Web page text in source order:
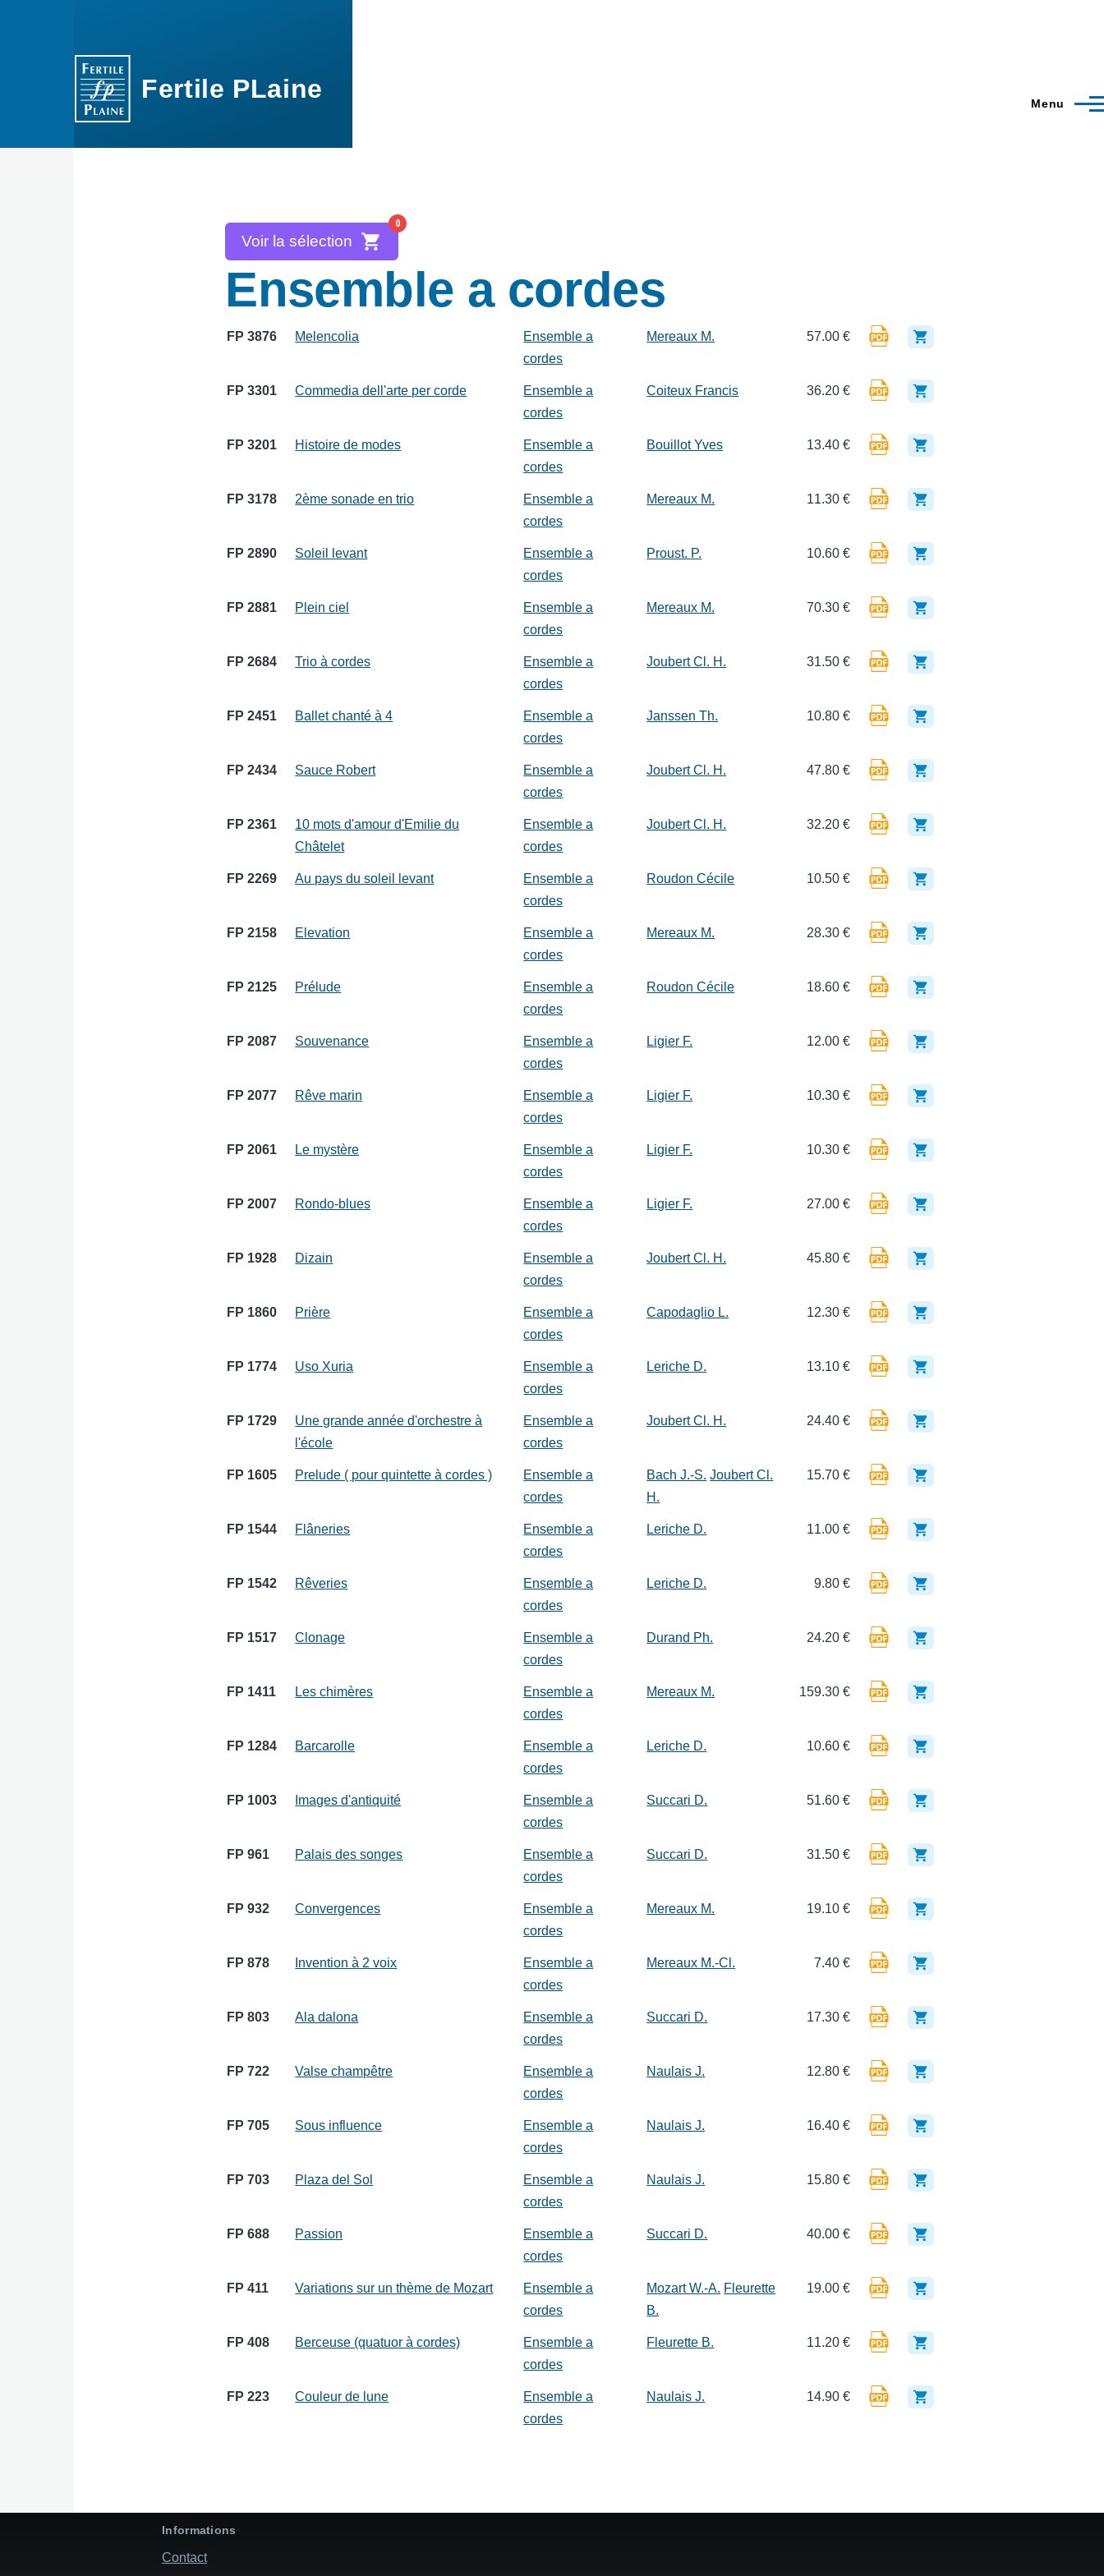
Fertile PLaine Menu
0
Voir la sélection
Ensemble a cordes
FP 3876 Melencolia
Ensemble a
cordes
Mereaux M. 57.00 €
FP 3301 Commedia dell'arte per corde
Ensemble a
cordes
Coiteux Francis 36.20 €
FP 3201 Histoire de modes
Ensemble a
cordes
Bouillot Yves 13.40 €
FP 3178 2ème sonade en trio
Ensemble a
cordes
Mereaux M. 11.30 €
FP 2890 Soleil levant
Ensemble a
cordes
Proust. P. 10.60 €
FP 2881 Plein ciel
Ensemble a
cordes
Mereaux M. 70.30 €
FP 2684 Trio à cordes
Ensemble a
cordes
Joubert Cl. H. 31.50 €
FP 2451 Ballet chanté à 4
Ensemble a
cordes
Janssen Th. 10.80 €
FP 2434 Sauce Robert
Ensemble a
cordes
Joubert Cl. H. 47.80 €
FP 2361
10 mots d'amour d'Emilie du
Châtelet
Ensemble a
cordes
Joubert Cl. H. 32.20 €
FP 2269 Au pays du soleil levant
Ensemble a
cordes
Roudon Cécile 10.50 €
FP 2158 Elevation
Ensemble a
cordes
Mereaux M. 28.30 €
FP 2125 Prélude
Ensemble a
cordes
Roudon Cécile 18.60 €
FP 2087 Souvenance
Ensemble a
cordes
Ligier F. 12.00 €
FP 2077 Rêve marin
Ensemble a
cordes
Ligier F. 10.30 €
FP 2061 Le mystère
Ensemble a
cordes
Ligier F. 10.30 €
FP 2007 Rondo-blues
Ensemble a
cordes
Ligier F. 27.00 €
FP 1928 Dizain
Ensemble a
cordes
Joubert Cl. H. 45.80 €
FP 1860 Prière
Ensemble a
cordes
Capodaglio L. 12.30 €
FP 1774 Uso Xuria
Ensemble a
cordes
Leriche D. 13.10 €
FP 1729
Une grande année d'orchestre à
l'école
Ensemble a
cordes
Joubert Cl. H. 24.40 €
FP 1605 Prelude ( pour quintette à cordes )
Ensemble a
cordes
Bach J.-S. Joubert Cl.
H.
15.70 €
FP 1544 Flâneries
Ensemble a
cordes
Leriche D. 11.00 €
FP 1542 Rêveries
Ensemble a
cordes
Leriche D. 9.80 €
FP 1517 Clonage
Ensemble a
cordes
Durand Ph. 24.20 €
FP 1411 Les chimères
Ensemble a
cordes
Mereaux M. 159.30 €
FP 1284 Barcarolle
Ensemble a
cordes
Leriche D. 10.60 €
FP 1003 Images d'antiquité
Ensemble a
cordes
Succari D. 51.60 €
FP 961 Palais des songes
Ensemble a
cordes
Succari D. 31.50 €
FP 932 Convergences
Ensemble a
cordes
Mereaux M. 19.10 €
FP 878 Invention à 2 voix
Ensemble a
cordes
Mereaux M.-Cl. 7.40 €
FP 803 Ala dalona
Ensemble a
cordes
Succari D. 17.30 €
FP 722 Valse champêtre
Ensemble a
cordes
Naulais J. 12.80 €
FP 705 Sous influence
Ensemble a
cordes
Naulais J. 16.40 €
FP 703 Plaza del Sol
Ensemble a
cordes
Naulais J. 15.80 €
FP 688 Passion
Ensemble a
cordes
Succari D. 40.00 €
FP 411 Variations sur un thème de Mozart
Ensemble a
cordes
Mozart W.-A. Fleurette
B.
19.00 €
FP 408 Berceuse (quatuor à cordes)
Ensemble a
cordes
Fleurette B. 11.20 €
FP 223 Couleur de lune
Ensemble a
cordes
Naulais J. 14.90 €
Informations
Contact